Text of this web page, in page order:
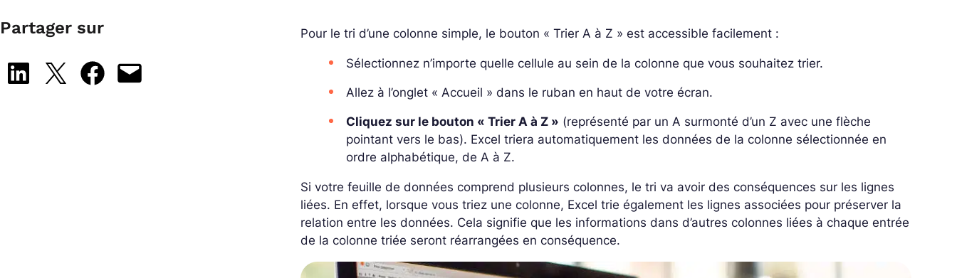
Partager sur
Share on LinkedIn
Share on X Share on Facebook
Email this Page
Pour le tri d’une colonne simple, le bouton « Trier A à Z » est accessible facilement :
Sélectionnez n’importe quelle cellule au sein de la colonne que vous souhaitez trier.
Allez à l’onglet « Accueil » dans le ruban en haut de votre écran.
Cliquez sur le bouton « Trier A à Z » (représenté par un A surmonté d’un Z avec une flèche
pointant vers le bas). Excel triera automatiquement les données de la colonne sélectionnée en
ordre alphabétique, de A à Z.
Si votre feuille de données comprend plusieurs colonnes, le tri va avoir des conséquences sur les lignes
liées. En effet, lorsque vous triez une colonne, Excel trie également les lignes associées pour préserver la
relation entre les données. Cela signifie que les informations dans d’autres colonnes liées à chaque entrée
de la colonne triée seront réarrangées en conséquence.